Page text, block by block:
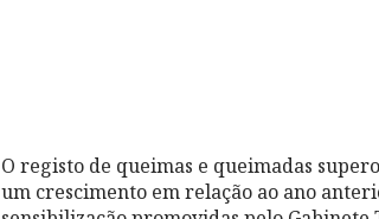
O registo de queimas e queimadas
um crescimento em relação ao ano